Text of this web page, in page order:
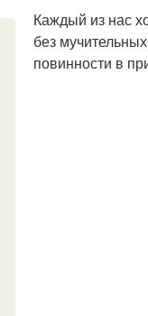
Каждый из нас
без
повинности в